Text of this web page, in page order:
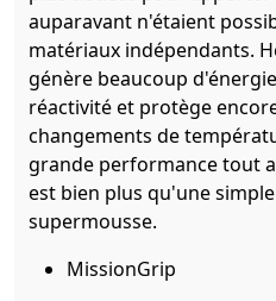
auparavant n'étaient
matériaux indépendants.
génère beaucoup
réactivité et protège
changements de
grande performance tout
est bien plus qu'une
supermousse.
MissionGrip